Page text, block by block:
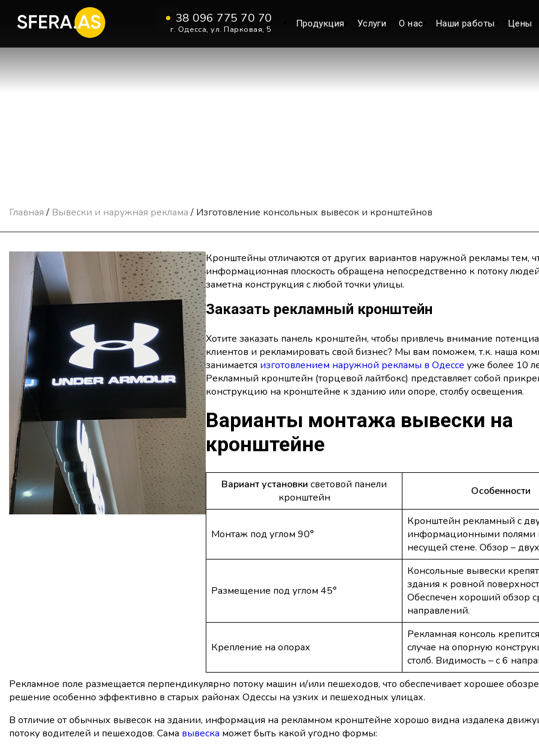
38 096 775 70 70
г. Одесса, ул. Парковая, 5
Продукция Услуги О нас Наши работы Цены
Главная / Вывески и наружная реклама / Изготовление консольных вывесок и кронштейнов
Кронштейны отличаются от других вариантов наружной рекламы тем,
информационная плоскость обращена непосредственно к потоку
заметна конструкция с любой точки улицы.
Заказать рекламный кронштейн
Хотите заказать панель кронштейн, чтобы привлечь внимание
клиентов и рекламировать свой бизнес? Мы вам поможем, т.к. наша
занимается изготовлением наружной рекламы в Одессе уже более 10
Рекламный кронштейн (торцевой лайтбокс) представляет собой
конструкцию на кронштейне к зданию или опоре, столбу освещения.
Варианты монтажа вывески на
кронштейне
Вариант установки световой панели
кронштейн
Особенности
Монтаж под углом 90°
Кронштейн рекламный с
информационными полями
несущей стене. Обзор –
Размещение под углом 45°
Консольные вывески
здания к ровной
Обеспечен хороший обзор
направлений.
Крепление на опорах
Рекламная консоль
случае на опорную
столб. Видимость – с 6
Рекламное поле размещается перпендикулярно потоку машин и/или пешеходов, что обеспечивает хорошее
решение особенно эффективно в старых районах Одессы на узких и пешеходных улицах.
В отличие от обычных вывесок на здании, информация на рекламном кронштейне хорошо видна издалека
потоку водителей и пешеходов. Сама вывеска может быть какой угодно формы: